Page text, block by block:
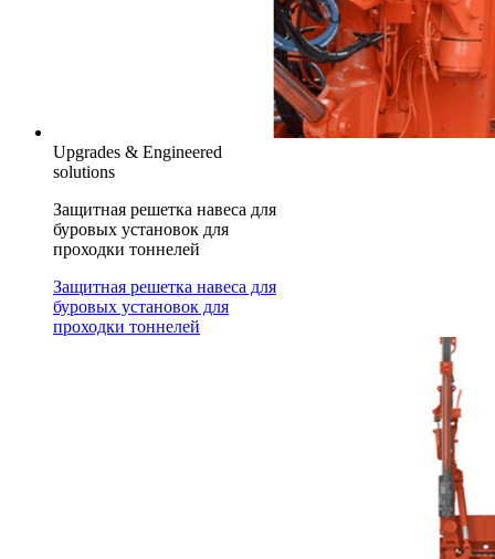
Upgrades & Engineered
solutions
Защитная решетка навеса для
буровых установок для
проходки тоннелей
Защитная решетка навеса для
буровых установок для
проходки тоннелей